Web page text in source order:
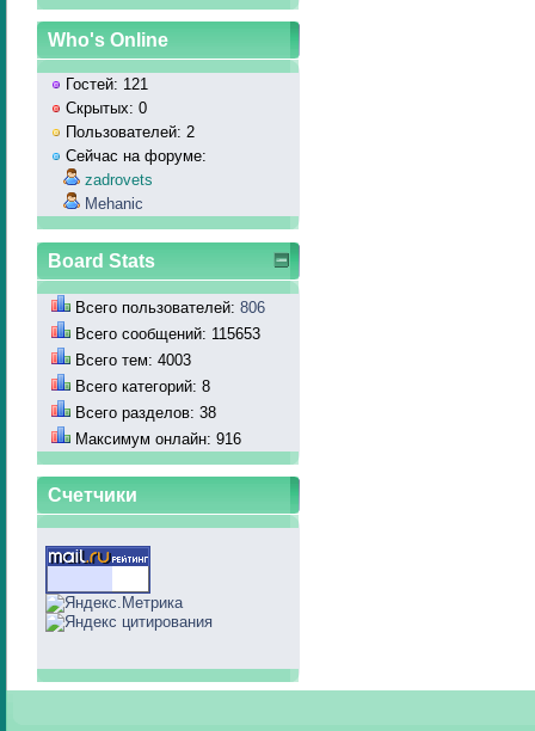
Who's Online
Гостей: 121
Скрытых: 0
Пользователей: 2
Сейчас на форуме:
zadrovets
Mehanic
Board Stats
Всего пользователей: 806
Всего сообщений: 115653
Всего тем: 4003
Всего категорий: 8
Всего разделов: 38
Максимум онлайн: 916
Счетчики